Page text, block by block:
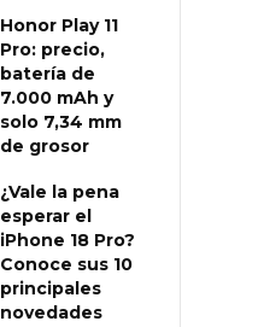
Honor Play 11
Pro: precio,
batería de
7.000 mAh y
solo 7,34 mm
de grosor
¿Vale la pena
esperar el
iPhone 18 Pro?
Conoce sus 10
principales
novedades